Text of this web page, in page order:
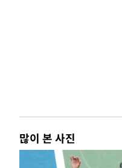
많이 본 사진